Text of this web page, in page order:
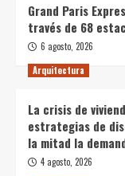
Grand Paris
través de 68
6 agosto, 2026
Arquitectura
La crisis de
estrategias de
la mitad la
4 agosto, 2026